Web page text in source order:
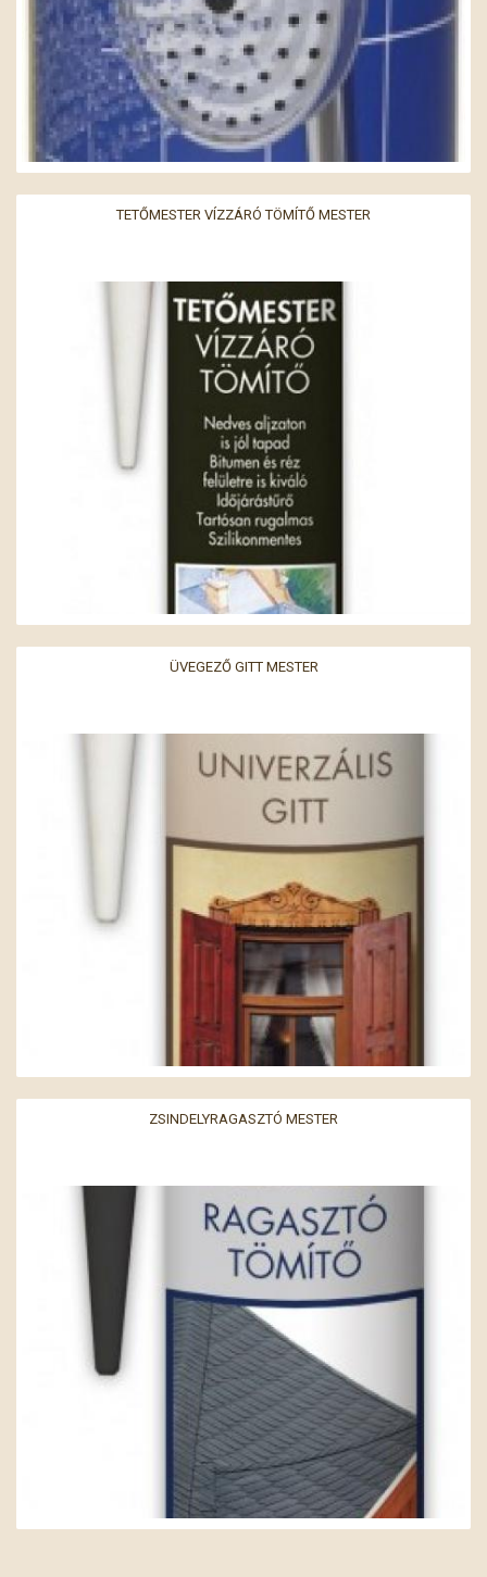
TETŐMESTER VÍZZÁRÓ TÖMÍTŐ MESTER
ÜVEGEZŐ GITT MESTER
ZSINDELYRAGASZTÓ MESTER